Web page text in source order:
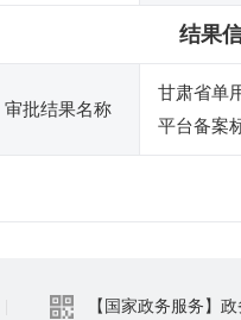
结果
审批结果名称
甘肃省单
平台备案
【国家政务服务】